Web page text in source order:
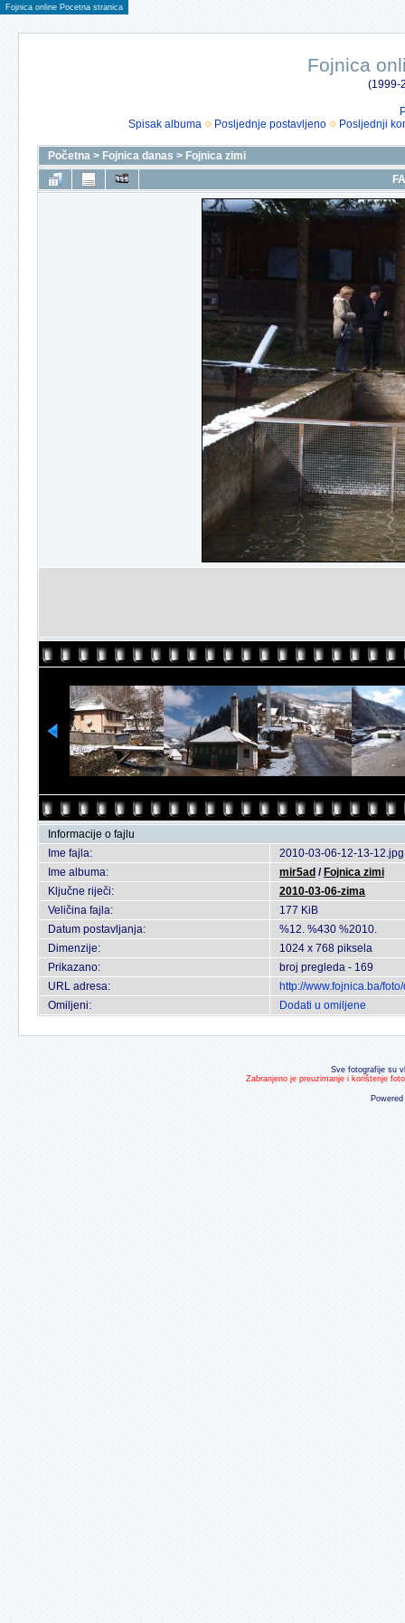
Fojnica online Pocetna stranica
Fojnica
(1999-
Spisak albuma
Posljednje postavljeno Posljednji
Početna > Fojnica danas > Fojnica zimi
Informacije o fajlu
Ime fajla:
2010-03-06-12-13-12.jpg
Ime albuma:
mir5ad / Fojnica zimi
Ključne riječi:
2010-03-06-zima
Veličina fajla:
177 KiB
Datum postavljanja:
%12. %430 %2010.
Dimenzije:
1024 x 768 piksela
Prikazano:
broj pregleda - 169
URL adresa:
http://www.fojnica.ba/
Omiljeni:
Dodati u omiljene
Sve fotografije su
Zabranjeno je preuzimanje i korištenje